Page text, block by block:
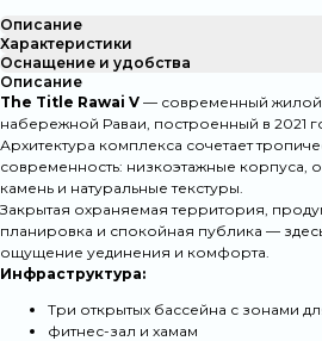
Описание
Характеристики
Оснащение и удобства
Описание
The Title Rawai V — современный жилой
набережной Раваи, построенный в 2021
Архитектура комплекса сочетает
современность: низкоэтажные корпуса,
камень и натуральные текстуры.
Закрытая охраняемая территория,
планировка и спокойная публика —
ощущение уединения и комфорта.
Инфраструктура:
Три открытых бассейна с зонами
фитнес-зал и хамам